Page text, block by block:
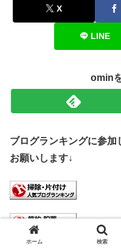
X
LINE
omin
ブログランキングに参加
お願いします↓
ホーム 検索